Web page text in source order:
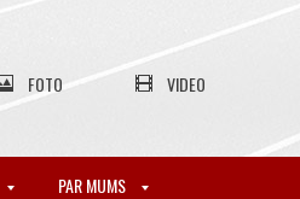
FOTO VIDEO
PAR MUMS